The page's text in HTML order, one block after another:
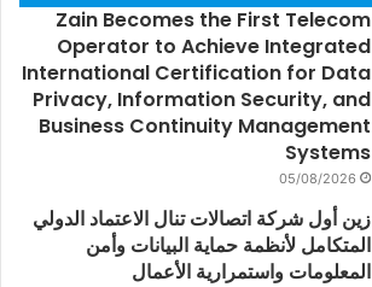
Zain Becomes the First Telecom
Operator to Achieve Integrated
International Certification for Data
Privacy, Information Security, and
Business Continuity Management
Systems
05/08/2026
زين أول شركة اتصالات تنال الاعتماد الدولي
المتكامل لأنظمة حماية البيانات وأمن
المعلومات واستمرارية الأعمال